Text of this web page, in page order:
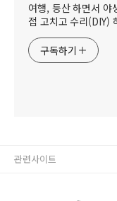
여행, 등산 하면서 야
접 고치고 수리(DIY)
구독하기
관련사이트